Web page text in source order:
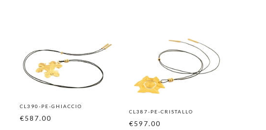
CL390-PE-GHIACCIO
€587.00
CL387-PE-CRISTALLO
€597.00